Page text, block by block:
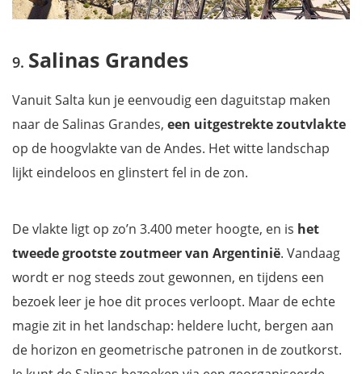
Salinas Grandes
Vanuit Salta kun je eenvoudig een daguitstap maken
naar de Salinas Grandes, een uitgestrekte zoutvlakte
op de hoogvlakte van de Andes. Het witte landschap
lijkt eindeloos en glinstert fel in de zon.
De vlakte ligt op zo’n 3.400 meter hoogte, en is het
tweede grootste zoutmeer van Argentinië. Vandaag
wordt er nog steeds zout gewonnen, en tijdens een
bezoek leer je hoe dit proces verloopt. Maar de echte
magie zit in het landschap: heldere lucht, bergen aan
de horizon en geometrische patronen in de zoutkorst.